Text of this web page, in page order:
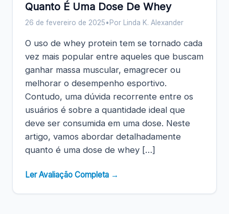
Quanto É Uma Dose De Whey
26 de fevereiro de 2025• Por Linda K. Alexander
O uso de whey protein tem se tornado cada
vez mais popular entre aqueles que buscam
ganhar massa muscular, emagrecer ou
melhorar o desempenho esportivo.
Contudo, uma dúvida recorrente entre os
usuários é sobre a quantidade ideal que
deve ser consumida em uma dose. Neste
artigo, vamos abordar detalhadamente
quanto é uma dose de whey […]
Ler Avaliação Completa →